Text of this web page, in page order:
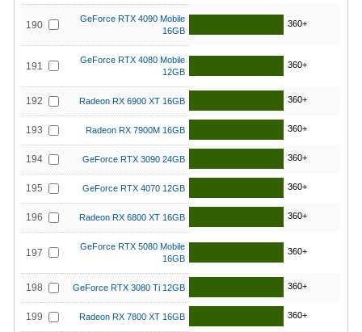
190
GeForce RTX 4090 Mobile
16GB
360+
191
GeForce RTX 4080 Mobile
12GB
360+
192 Radeon RX 6900 XT 16GB 360+
193 Radeon RX 7900M 16GB 360+
194 GeForce RTX 3090 24GB 360+
195 GeForce RTX 4070 12GB 360+
196 Radeon RX 6800 XT 16GB 360+
197
GeForce RTX 5080 Mobile
16GB
360+
198 GeForce RTX 3080 Ti 12GB 360+
199 Radeon RX 7800 XT 16GB 360+